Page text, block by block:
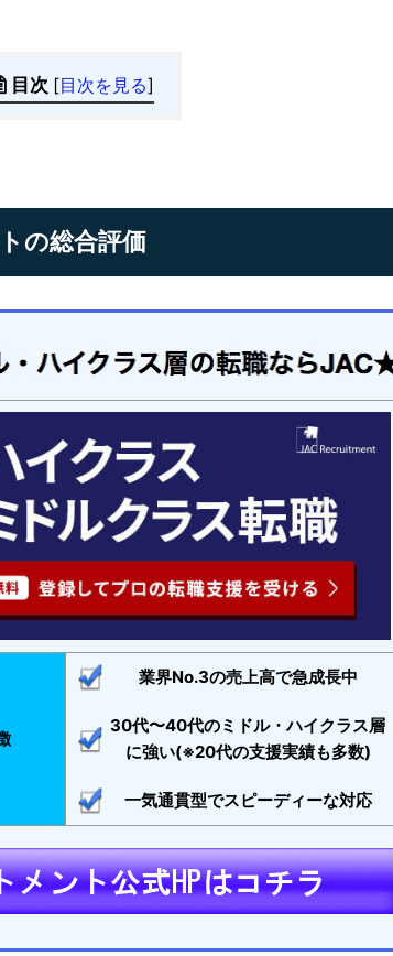
目次 [目次を見る]
の総合評価
業界No.3の売上高で急成長中
30代〜40代のミドル・ハイクラス層
に強い(※20代の支援実績も多数)
一気通貫型でスピーディーな対応